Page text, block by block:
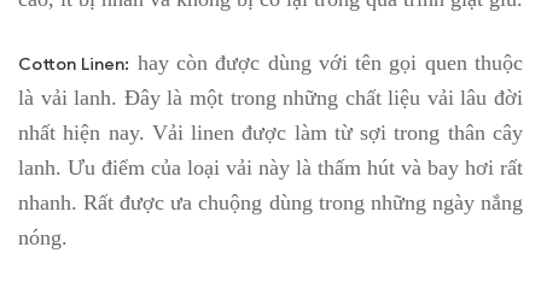
Cotton Linen: hay còn được dùng với tên gọi quen thuộc
là vải lanh. Đây là một trong những chất liệu vải lâu đời
nhất hiện nay. Vải linen được làm từ sợi trong thân cây
lanh. Ưu điểm của loại vải này là thấm hút và bay hơi rất
nhanh. Rất được ưa chuộng dùng trong những ngày nắng
nóng.